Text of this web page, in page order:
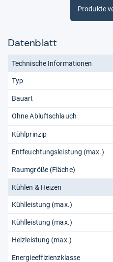
Produkte
Datenblatt
Technische Informationen
Typ
Bauart
Ohne Abluftschlauch
Kühlprinzip
Entfeuchtungsleistung (max.)
Raumgröße (Fläche)
Kühlen & Heizen
Kühlleistung (max.)
Kühlleistung (max.)
Heizleistung (max.)
Energieeffizienzklasse